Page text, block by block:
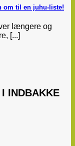
om til en juhu-liste!
længere og
[...]
INDBAKKE